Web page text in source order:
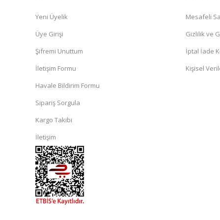
Yeni Üyelik
Üye Girişi
Şifremi Unuttum
İletişim Formu
Havale Bildirim Formu
Sipariş Sorgula
Kargo Takibi
İletişim
Mesafeli
Gizlilik ve
İptal İade
Kişisel